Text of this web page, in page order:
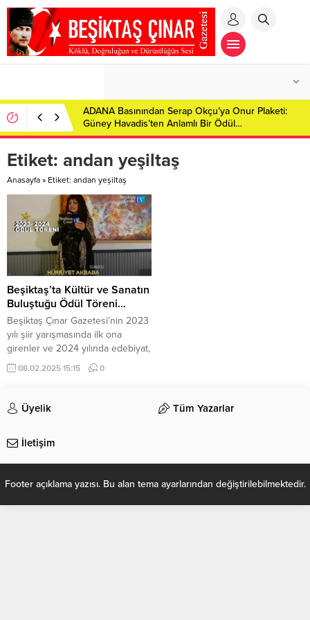
ADANA Basınından Serap Okçu’ya Onur Plaketi:
Güney Havadis’ten Anlamlı Bir Ödül…
Etiket: andan yeşiltaş
Anasayfa » Etiket: andan yeşiltaş
Beşiktaş’ta Kültür ve Sanatın
Buluştuğu Ödül Töreni…
Beşiktaş Çınar Gazetesi’nin 2023
yılı şiir yarışmasında ilk ona
girenler ve 2024 yılında edebiyat,
kültür ve sanata katkılarından
dolayı ödül alan isimler, Beşiktaş
onurlandırıldı. Beşiktaş’ın kültürel
dinamizmini bir kez daha gözler
Beşiktaş’ta Soote Meze Mistro’da
sanatçısı...
08.02.2025 15:15 0
Üyelik Tüm Yazarlar
İletişim
Footer açıklama yazısı. Bu alan tema ayarlarından değiştirilebilmektedir.